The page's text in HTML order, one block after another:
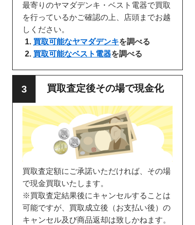
最寄りのヤマダデンキ・ベスト電器で買取
を行っているかご確認の上、店頭までお越
しください。
買取可能なヤマダデンキを調べる
買取可能なベスト電器を調べる
買取査定後その場で現金化
買取査定額にご承諾いただければ、その場
で現金買取いたします。
※買取査定結果後にキャンセルすることは
可能ですが、買取成立後（お支払い後）の
キャンセル及び商品返却は致しかねます。